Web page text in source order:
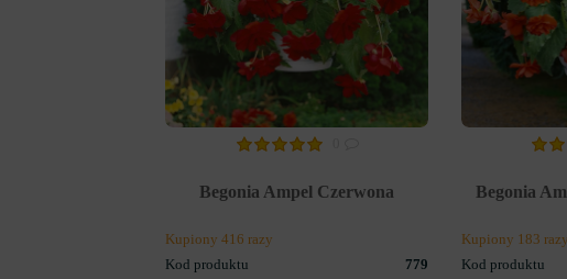
Begonia Ampel Czerwona
Kupiony 416 razy
Kod produktu
779
Begonia
Kupiony 183 razy
Kod produktu